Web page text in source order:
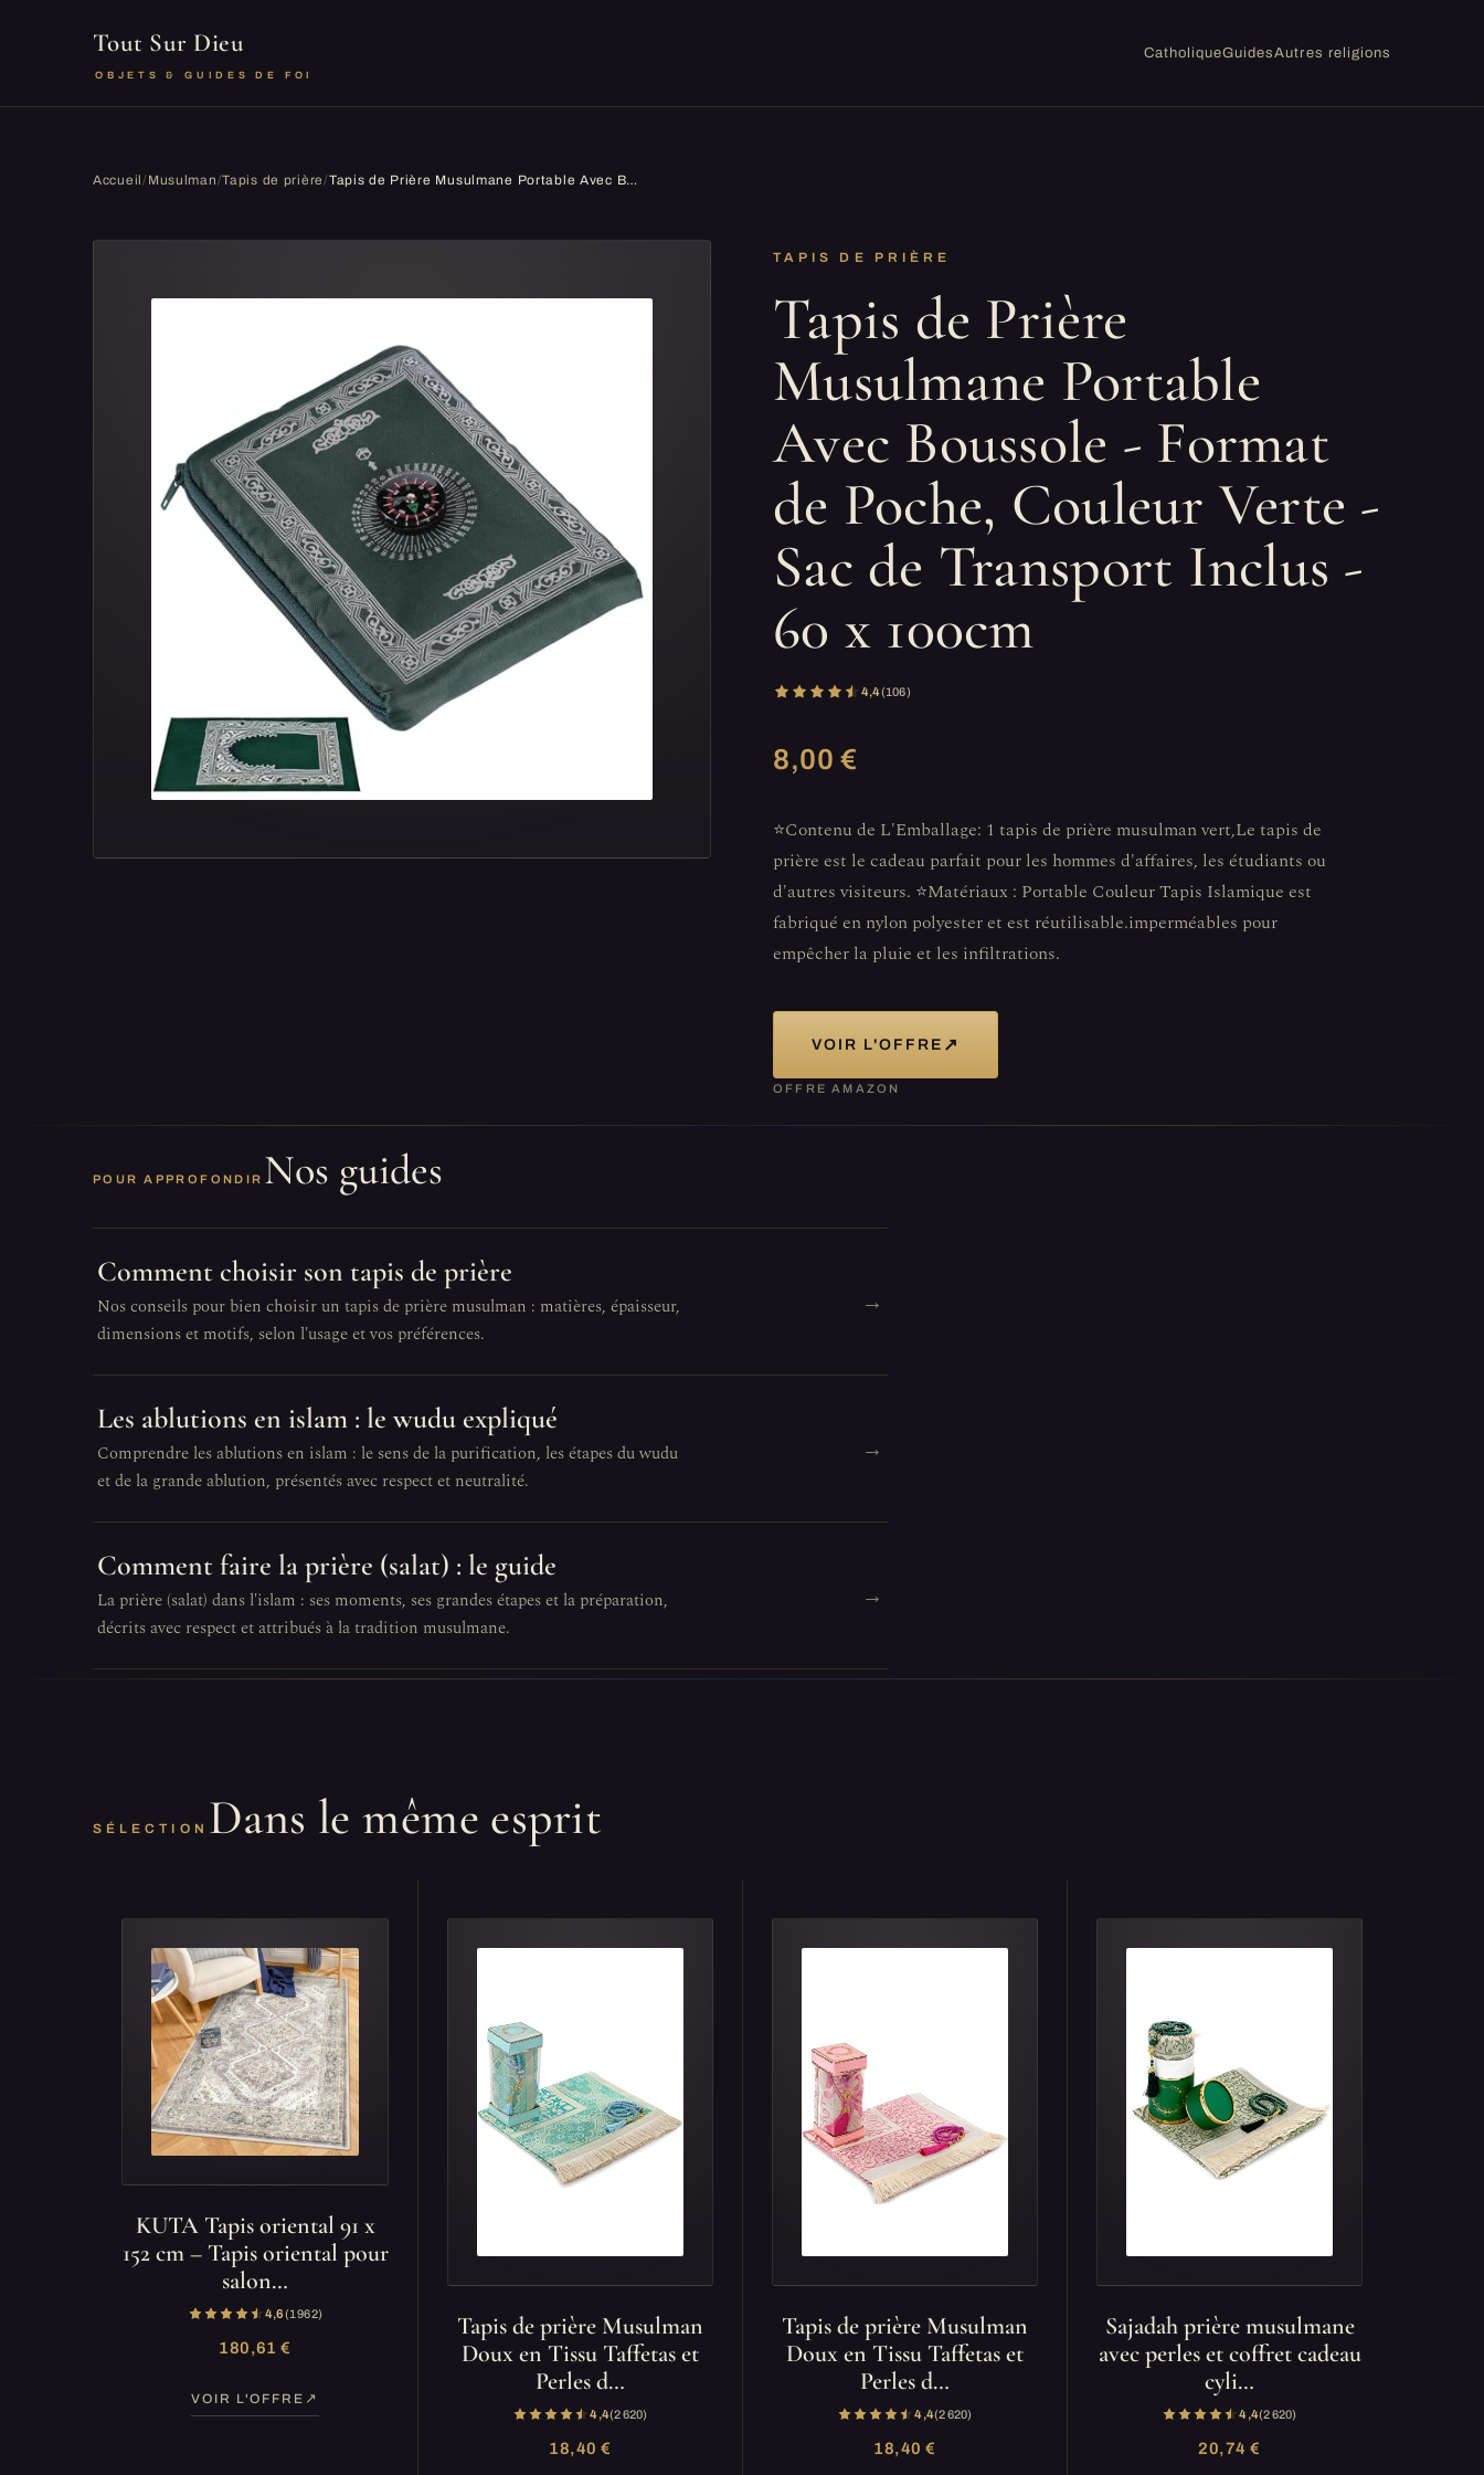
Tout Sur Dieu
OBJETS & GUIDES DE FOI
CatholiqueGuidesAutres religions
Accueil/ Musulman/Tapis de prière/ Tapis de Prière Musulmane Portable Avec Boussole - Format de Poche, Couleur Verte - Sac de Transport Inclus - 60 x 100cm
TAPIS DE PRIÈRE
Tapis de Prière
Musulmane Portable
Avec Boussole - Format
de Poche, Couleur Verte -
Sac de Transport Inclus -
60 x 100cm
4,4(106)
8,00 €
⭐Contenu de L'Emballage: 1 tapis de prière musulman vert,Le tapis de
prière est le cadeau parfait pour les hommes d'affaires, les étudiants ou
d'autres visiteurs. ⭐Matériaux : Portable Couleur Tapis Islamique est
fabriqué en nylon polyester et est réutilisable.imperméables pour
empêcher la pluie et les infiltrations.
VOIR L'OFFRE ↗
OFFRE AMAZON
POUR APPROFONDIR Nos guides
Comment choisir son tapis de prière
Nos conseils pour bien choisir un tapis de prière musulman : matières, épaisseur,
dimensions et motifs, selon l'usage et vos préférences.
→
Les ablutions en islam : le wudu expliqué
Comprendre les ablutions en islam : le sens de la purification, les étapes du wudu
et de la grande ablution, présentés avec respect et neutralité.
→
Comment faire la prière (salat) : le guide
La prière (salat) dans l'islam : ses moments, ses grandes étapes et la préparation,
décrits avec respect et attribués à la tradition musulmane.
→
SÉLECTION Dans le même esprit
KUTA Tapis oriental 91 x
152 cm – Tapis oriental pour
salon…
4,6(1 962)
180,61 €
VOIR L'OFFRE
Tapis de prière Musulman
Doux en Tissu Taffetas et
Perles d…
4,4(2 620)
18,40 €
Tapis de prière Musulman
Doux en Tissu Taffetas et
Perles d…
4,4(2 620)
18,40 €
Sajadah prière musulmane
avec perles et coffret cadeau
cyli…
4,4(2 620)
20,74 €